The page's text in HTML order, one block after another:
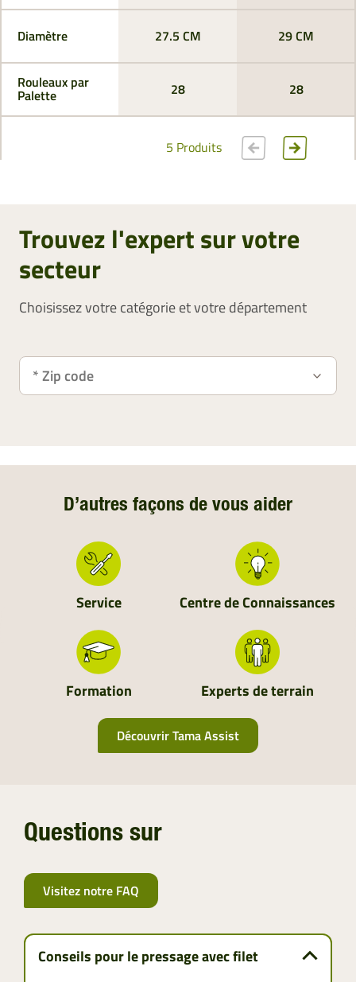
Diamètre
Rouleaux par
Palette
27.5 CM 29 CM
28 28
5 Produits
Trouvez l'expert sur votre
secteur
Choisissez votre catégorie et votre département
D’autres façons de vous aider
Service Centre de Connaissances
Formation Experts de terrain
Découvrir Tama Assist
Questions sur
Visitez notre FAQ
Conseils pour le pressage avec filet